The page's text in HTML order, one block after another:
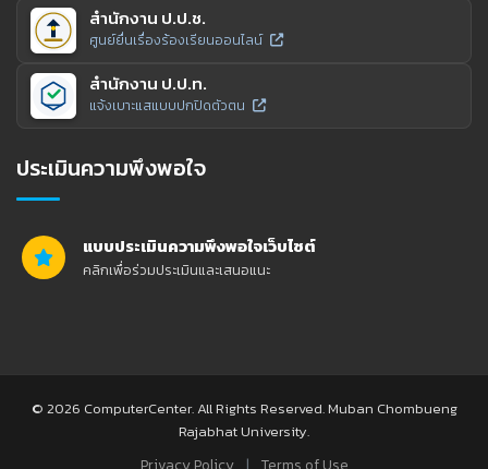
สำนักงาน ป.ป.ช.
ศูนย์ยื่นเรื่องร้องเรียนออนไลน์
สำนักงาน ป.ป.ท.
แจ้งเบาะแสแบบปกปิดตัวตน
ประเมินความพึงพอใจ
แบบประเมินความพึงพอใจเว็บไซต์
คลิกเพื่อร่วมประเมินและเสนอแนะ
© 2026 ComputerCenter. All Rights Reserved. Muban Chombueng
Rajabhat University.
Privacy Policy | Terms of Use